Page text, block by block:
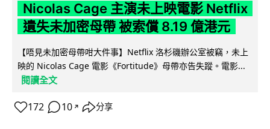
Nicolas Cage 主演未上映電影 Netflix
遺失未加密母帶 被索償 8.19 億港元
【唔見未加密母帶咁大件事】Netflix 洛杉磯辦公室被竊，未上
映的 Nicolas Cage 電影《Fortitude》母帶亦告失蹤。電影...
閱讀全文
172 10 ↗ 分享